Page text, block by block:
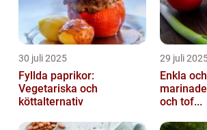
30 juli 2025
Fyllda paprikor:
Vegetariska och
köttalternativ
29 juli
Enkla
och tof...